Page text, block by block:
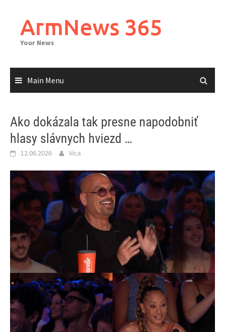
contentArmNews 365
Your News
Main Menu
Ako dokázala tak presne napodobniť
hlasy slávnych hviezd …
12.06.2026 Vica